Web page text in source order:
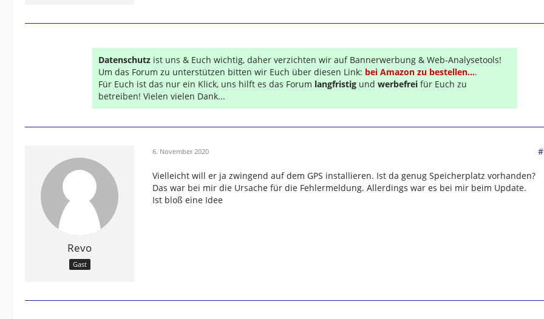
Datenschutz ist uns & Euch wichtig, daher verzichten wir auf Bannerwerbung & Web-Analysetools!
Um das Forum zu unterstützen bitten wir Euch über diesen Link: bei Amazon zu bestellen....
Für Euch ist das nur ein Klick, uns hilft es das Forum langfristig und werbefrei für Euch zu
betreiben! Vielen vielen Dank...
Revo
Gast
6. November 2020
Vielleicht will er ja zwingend auf dem GPS installieren. Ist da genug Speicherplatz vorhanden?
Das war bei mir die Ursache für die Fehlermeldung. Allerdings war es bei mir beim Update.
Ist bloß eine Idee